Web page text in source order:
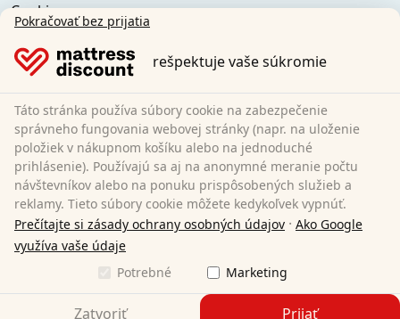
Cookies
Zásady zrušenia
Odtlačok
Odstúpiť od zmluvy
Sleezzz GmbH
Grebbener Str. 7
52525 Heinsberg
Nemecko
E-Mail:customer-service@matratzen.discount
Všetky ceny sú vrátane DPH.
Pokračovať bez prijatia
rešpektuje vaše súkromie
Táto stránka používa súbory cookie na zabezpečenie
správneho fungovania webovej stránky (napr. na uloženie
položiek v nákupnom košíku alebo na jednoduché
prihlásenie). Používajú sa aj na anonymné meranie počtu
návštevníkov alebo na ponuku prispôsobených služieb a
reklamy. Tieto súbory cookie môžete kedykoľvek vypnúť.
Prečítajte si zásady ochrany osobných údajov · Ako Google
využíva vaše údaje
Potrebné
Marketing
Zatvoriť Prijať